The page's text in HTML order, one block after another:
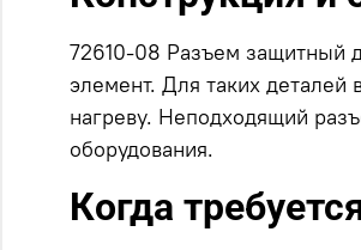
72610-08 Разъем защитный
элемент. Для таких деталей
нагреву. Неподходящий
оборудования.
Когда